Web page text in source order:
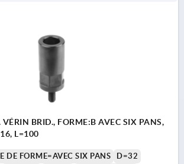
VÉRIN BRID., FORME:B AVEC SIX PANS,
L=100
DE FORME=AVEC SIX PANS
D=32